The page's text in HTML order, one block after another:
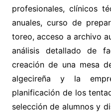
profesionales, clínicos
anuales, curso de
toreo, acceso a archivo
análisis detallado de
creación de una mesa
algecireña y la
planificación de los
selección de alumnos y